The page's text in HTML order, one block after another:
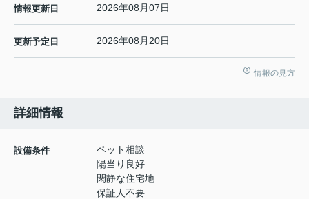
情報更新日 2026年08月07日
更新予定日 2026年08月20日
情報の見方
詳細情報
設備条件
ペット相談
陽当り良好
閑静な住宅地
保証人不要